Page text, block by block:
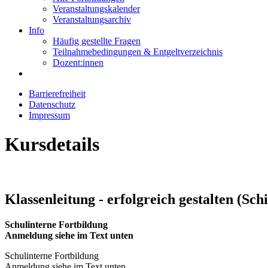
Veranstaltungskalender
Veranstaltungsarchiv
Info
Häufig gestellte Fragen
Teilnahmebedingungen & Entgeltverzeichnis
Dozent:innen
Barrierefreiheit
Datenschutz
Impressum
Kursdetails
Klassenleitung - erfolgreich gestalten
Schulinterne Fortbildung
Anmeldung siehe im Text unten
Schulinterne Fortbildung